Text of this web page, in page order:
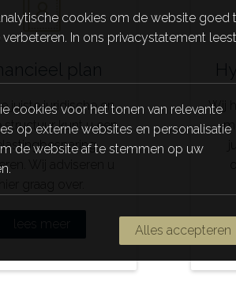
plan
juiste juridische en
structuur kunt u een
Wij adviseren u
Wij
cookies om de website goed
In ons privacystatement
cookies voor het tonen van relevante
op externe websites en personalisatie
de website af te stemmen op uw
Alles accepteren